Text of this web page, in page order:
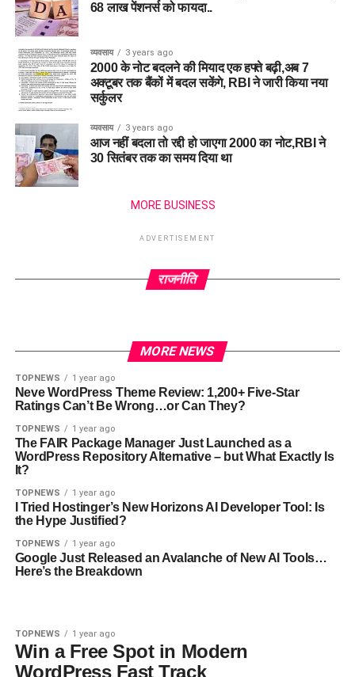
68 लाख पेंशनर्स को फायदा..
व्यवसाय 3 years ago
2000 के नोट बदलने की मियाद एक हफ्ते बढ़ी,अब 7
अक्टूबर तक बैंकों में बदल सकेंगे, RBI ने जारी किया नया
सर्कुलर
व्यवसाय 3 years ago
आज नहीं बदला तो रद्दी हो जाएगा 2000 का नोट,RBI ने
30 सितंबर तक का समय दिया था
MORE BUSINESS
ADVERTISEMENT
राजनीति
MORE NEWS
TOPNEWS 1 year ago
Neve WordPress Theme Review: 1,200+ Five-Star
Ratings Can’t Be Wrong…or Can They?
TOPNEWS 1 year ago
The FAIR Package Manager Just Launched as a
WordPress Repository Alternative – but What Exactly Is
It?
TOPNEWS 1 year ago
I Tried Hostinger’s New Horizons AI Developer Tool: Is
the Hype Justified?
TOPNEWS 1 year ago
Google Just Released an Avalanche of New AI Tools…
Here’s the Breakdown
TOPNEWS 1 year ago
Win a Free Spot in Modern
WordPress Fast Track